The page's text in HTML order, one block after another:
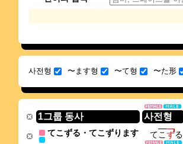
사전형 〜ます형 〜て형 〜た形
1그룹 동사 사전형
てこずる・てこずります てこ ずる